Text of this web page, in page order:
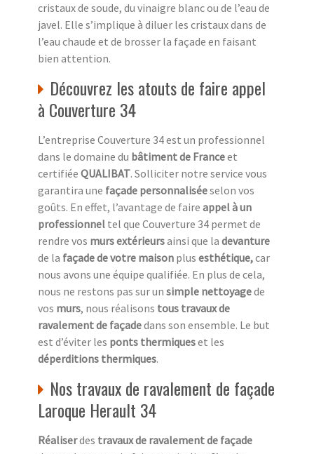
cristaux de soude, du vinaigre blanc ou de l’eau de
javel. Elle s’implique à diluer les cristaux dans de
l’eau chaude et de brosser la façade en faisant
bien attention.
Découvrez les atouts de faire appel
à Couverture 34
L’entreprise Couverture 34 est un professionnel
dans le domaine du bâtiment de Franceet
certifiée QUALIBAT. Solliciter notre service vous
garantira une façade personnaliséeselon vos
goûts. En effet, l’avantage de faire appel à un
professionnel tel que Couverture 34 permet de
rendre vos murs extérieursainsi que la devanture
de la façade de votre maison plus esthétique,car
nous avons une équipe qualifiée. En plus de cela,
nous ne restons pas sur un simple nettoyagede
vos murs, nous réalisons tous travaux de
ravalement de façadedans son ensemble. Le but
est d’éviter les ponts thermiqueset les
déperditions thermiques.
Nos travaux de ravalement de façade
Laroque Herault 34
Réaliserdes travaux de ravalement de façade